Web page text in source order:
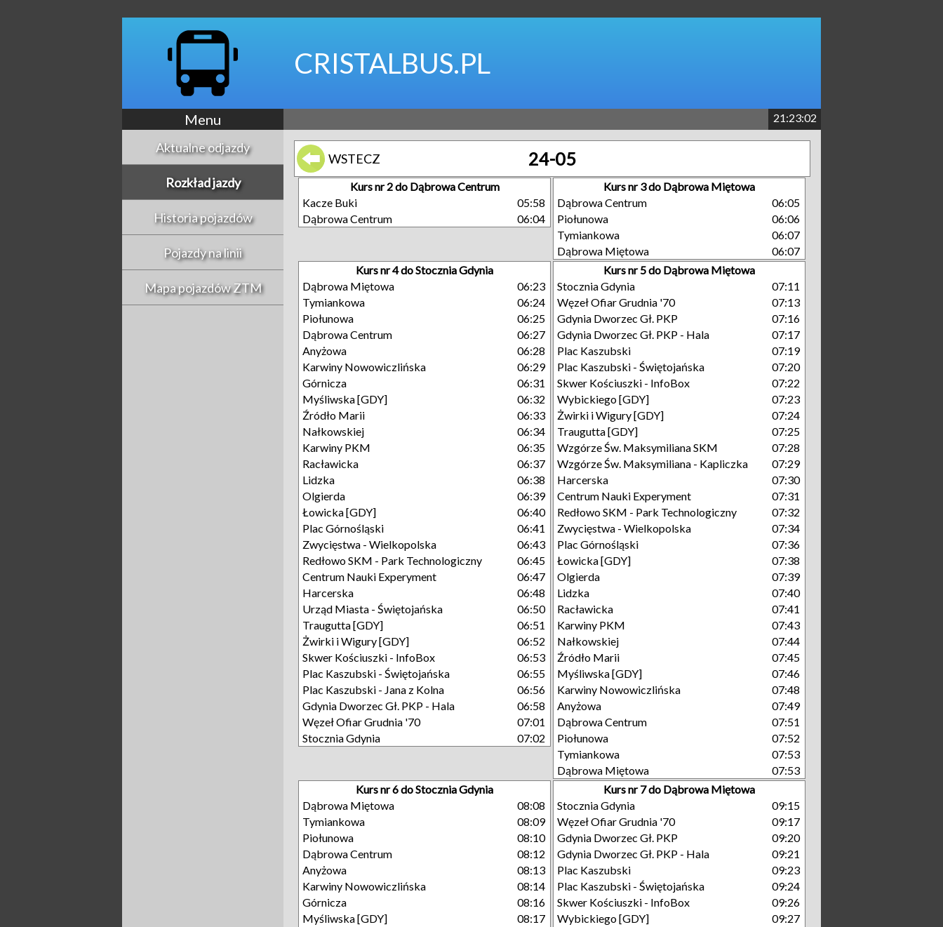
CRISTALBUS.PL
Menu 21:23:03
Aktualne odjazdy
Rozkład jazdy
Historia pojazdów
Pojazdy na linii
Mapa pojazdów ZTM
WSTECZ 24-05
Kurs nr 2 do Dąbrowa Centrum
Kacze Buki
05:58
Dąbrowa Centrum
06:04
Kurs nr 3 do Dąbrowa Miętowa
Dąbrowa Centrum
06:05
Piołunowa
06:06
Tymiankowa
06:07
Dąbrowa Miętowa
06:07
Kurs nr 4 do Stocznia Gdynia
Dąbrowa Miętowa
06:23
Tymiankowa
06:24
Piołunowa
06:25
Dąbrowa Centrum
06:27
Anyżowa
06:28
Karwiny Nowowiczlińska
06:29
Górnicza
06:31
Myśliwska [GDY]
06:32
Źródło Marii
06:33
Nałkowskiej
06:34
Karwiny PKM
06:35
Racławicka
06:37
Lidzka
06:38
Olgierda
06:39
Łowicka [GDY]
06:40
Plac Górnośląski
06:41
Zwycięstwa - Wielkopolska
06:43
Redłowo SKM - Park Technologiczny
06:45
Centrum Nauki Experyment
06:47
Harcerska
06:48
Urząd Miasta - Świętojańska
06:50
Traugutta [GDY]
06:51
Żwirki i Wigury [GDY]
06:52
Skwer Kościuszki - InfoBox
06:53
Plac Kaszubski - Świętojańska
06:55
Plac Kaszubski - Jana z Kolna
06:56
Gdynia Dworzec Gł. PKP - Hala
06:58
Węzeł Ofiar Grudnia '70
07:01
Stocznia Gdynia
07:02
Kurs nr 5 do Dąbrowa Miętowa
Stocznia Gdynia
07:11
Węzeł Ofiar Grudnia '70
07:13
Gdynia Dworzec Gł. PKP
07:16
Gdynia Dworzec Gł. PKP - Hala
07:17
Plac Kaszubski
07:19
Plac Kaszubski - Świętojańska
07:20
Skwer Kościuszki - InfoBox
07:22
Wybickiego [GDY]
07:23
Żwirki i Wigury [GDY]
07:24
Traugutta [GDY]
07:25
Wzgórze Św. Maksymiliana SKM
07:28
Wzgórze Św. Maksymiliana - Kapliczka
07:29
Harcerska
07:30
Centrum Nauki Experyment
07:31
Redłowo SKM - Park Technologiczny
07:32
Zwycięstwa - Wielkopolska
07:34
Plac Górnośląski
07:36
Łowicka [GDY]
07:38
Olgierda
07:39
Lidzka
07:40
Racławicka
07:41
Karwiny PKM
07:43
Nałkowskiej
07:44
Źródło Marii
07:45
Myśliwska [GDY]
07:46
Karwiny Nowowiczlińska
07:48
Anyżowa
07:49
Dąbrowa Centrum
07:51
Piołunowa
07:52
Tymiankowa
07:53
Dąbrowa Miętowa
07:53
Kurs nr 6 do Stocznia Gdynia
Dąbrowa Miętowa
08:08
Tymiankowa
08:09
Piołunowa
08:10
Dąbrowa Centrum
08:12
Anyżowa
08:13
Karwiny Nowowiczlińska
08:14
Górnicza
08:16
Myśliwska [GDY]
08:17
Kurs nr 7 do Dąbrowa Miętowa
Stocznia Gdynia
09:15
Węzeł Ofiar Grudnia '70
09:17
Gdynia Dworzec Gł. PKP
09:20
Gdynia Dworzec Gł. PKP - Hala
09:21
Plac Kaszubski
09:23
Plac Kaszubski - Świętojańska
09:24
Skwer Kościuszki - InfoBox
09:26
Wybickiego [GDY]
09:27